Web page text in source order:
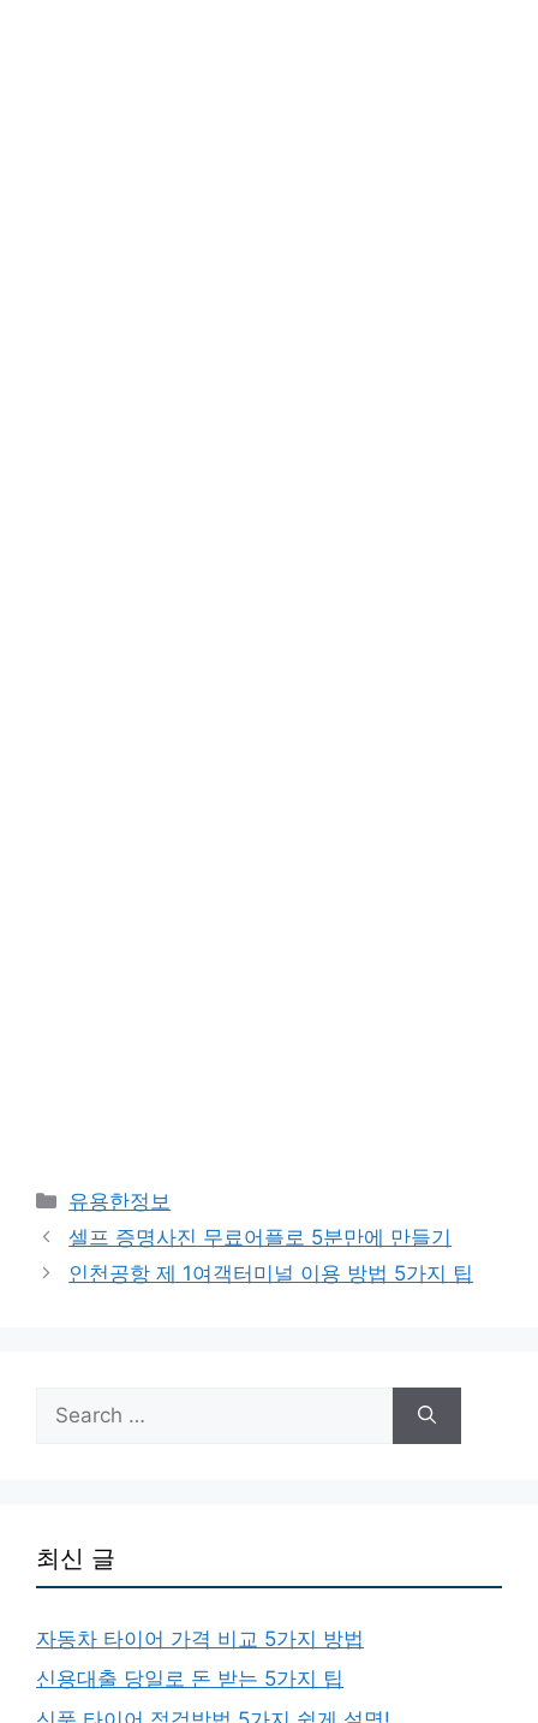
Categories
유용한정보
셀프 증명사진 무료어플로 5분만에 만들기
인천공항 제 1여객터미널 이용 방법 5가지 팁
for:
최신 글
자동차 타이어 가격 비교 5가지 방법
신용대출 당일로 돈 받는 5가지 팁